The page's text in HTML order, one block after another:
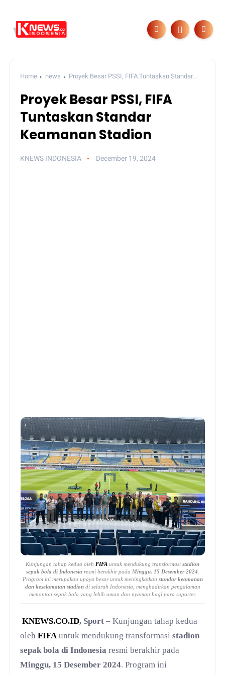
Home news
Proyek Besar PSSI, FIFA Tuntaskan Standar
Proyek Besar PSSI, FIFA
Tuntaskan Standar
Keamanan Stadion
KNEWS INDONESIA December 19, 2024
Kunjungan tahap kedua oleh FIFA untuk mendukung transformasi stadion
sepak bola di Indonesia resmi berakhir pada Minggu, 15 Desember 2024
Program ini merupakan upaya besar untuk meningkatkan standar keamanan
dan keselamatan stadiondi seluruh Indonesia, menghadirkan pengalaman
menonton sepak bola yang lebih aman dan nyaman bagi para suporter.
KNEWS.CO.ID, Sport – Kunjungan tahap kedua
olehFIFAuntuk mendukung transformasistadion
sepak bola di Indonesia resmi berakhir pada
Minggu, 15 Desember 2024. Program ini